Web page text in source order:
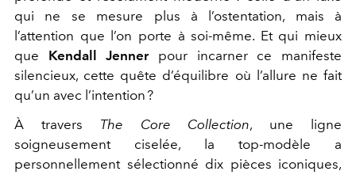
qui ne se mesure plus à l’ostentation, mais à
l’attention que l’on porte à soi-même. Et qui mieux
que Kendall Jennerpour incarner ce manifeste
silencieux, cette quête d’équilibre où l’allure ne fait
qu’un avec l’intention ?
À travers The Core Collection, une ligne
soigneusement ciselée, la top-modèle a
personnellement sélectionné dix pièces iconiques,